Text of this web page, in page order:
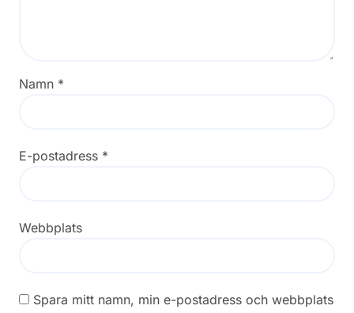
Namn *
E-postadress *
Webbplats
Spara mitt namn, min e-postadress och webbplats